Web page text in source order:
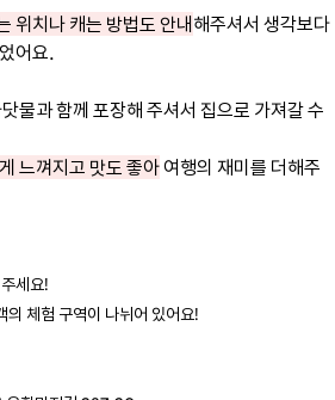
위치나 캐는 방법도 안내해주셔서 생각보다
어요.
물과 함께 포장해 주셔서 집으로 가져갈 수
느껴지고 맛도 좋아여행의 재미를 더해주
세요!
체험 구역이 나뉘어 있어요!